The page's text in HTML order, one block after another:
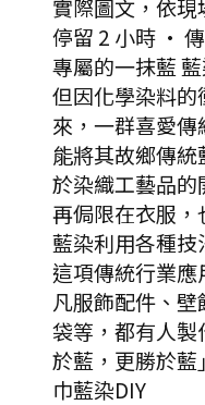
實際圖文，依現
停留 2 小時 ·
專屬的一抹藍
但因化學染料
來，一群喜愛
能將其故鄉傳
於染織工藝品
再侷限在衣服
藍染利用各種
這項傳統行業
凡服飾配件、
袋等，都有人
於藍，更勝於藍
巾藍染DIY